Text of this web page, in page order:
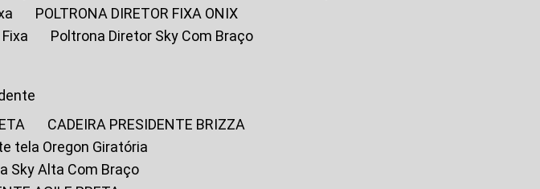
POLTRONA DIRETOR FIXA ONIX
Poltrona Diretor Sky Com Braço
CADEIRA PRESIDENTE BRIZZA
tela Oregon Giratória
Sky Alta Com Braço